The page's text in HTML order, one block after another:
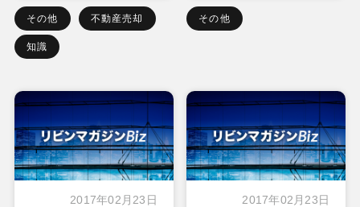
その他 不動産売却
知識
その他
2017年02月23日 2017年02月23日